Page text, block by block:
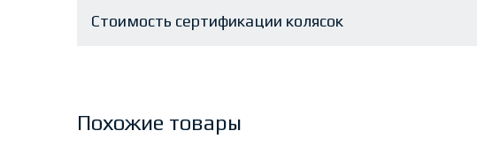
Стоимость сертификации колясок
Похожие товары